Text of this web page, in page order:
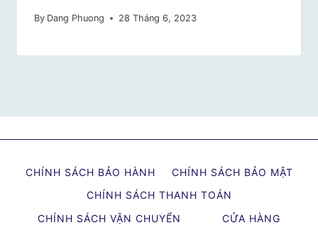
By Dang Phuong 28 Tháng 6, 2023
CHÍNH SÁCH BẢO HÀNH
CHÍNH SÁCH BẢO MẬT
CHÍNH SÁCH THANH TOÁN
CHÍNH SÁCH VẬN CHUYỂN
CỬA HÀNG